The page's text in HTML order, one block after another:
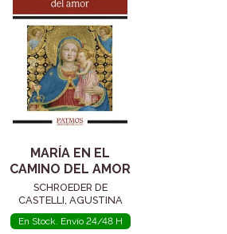
MARÍA EN EL
CAMINO DEL AMOR
SCHROEDER DE
CASTELLI, AGUSTINA
En Stock. Envío 24/48 H